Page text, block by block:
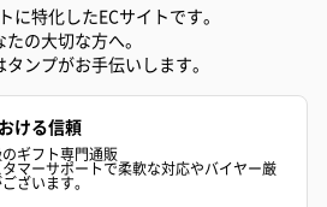
に特化したECサイトです。
たの大切な方へ。
ンプがお手伝いします。
ける信頼
ギフト専門通販
マーサポートで柔軟な対応やバイヤー厳
ざいます。